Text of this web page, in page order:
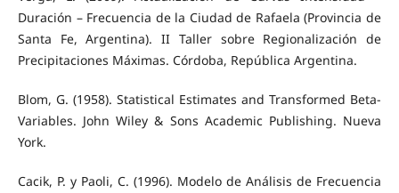
Duración – Frecuencia de la Ciudad de Rafaela (Provincia de
Santa Fe, Argentina). II Taller sobre Regionalización de
Precipitaciones Máximas. Córdoba, República Argentina.
Blom, G. (1958). Statistical Estimates and Transformed Beta-
Variables. John Wiley & Sons Academic Publishing. Nueva
York.
Cacik, P. y Paoli, C. (1996). Modelo de Análisis de Frecuencia